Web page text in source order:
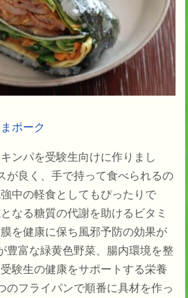
ポーク
ンパを受験生向けに作りまし
が良く、手で持って食べられるの
中の軽食としてもぴったりで
なる糖質の代謝を助けるビタミ
を健康に保ち風邪予防の効果が
豊富な緑黄色野菜、腸内環境を整
験生の健康をサポートする栄養
のフライパンで順番に具材を作っ